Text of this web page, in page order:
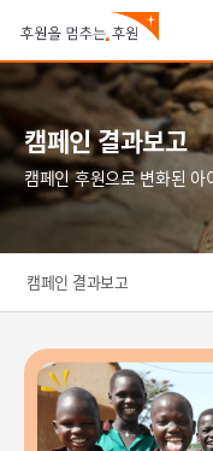
캠페인 결과보고
캠페인 후원으로 변화된
캠페인 결과보고
환
하
닭
선
식
생